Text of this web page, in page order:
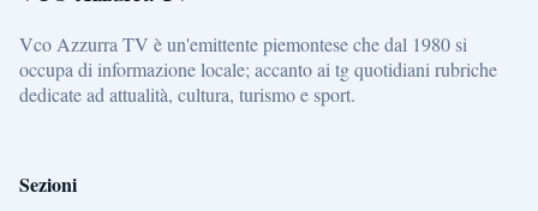
Vco Azzurra TV è un'emittente piemontese che dal 1980 si
occupa di informazione locale; accanto ai tg quotidiani rubriche
dedicate ad attualità, cultura, turismo e sport.
Sezioni